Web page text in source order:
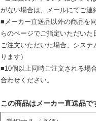
がない場合は、メールにてご連
■メーカー直送品以外の商品を
らのページでご指定いただい
ご注文いただいた場合、シス
ります）
■10個以上同時ご注文される場
合わせください。
この商品はメーカー直送品で